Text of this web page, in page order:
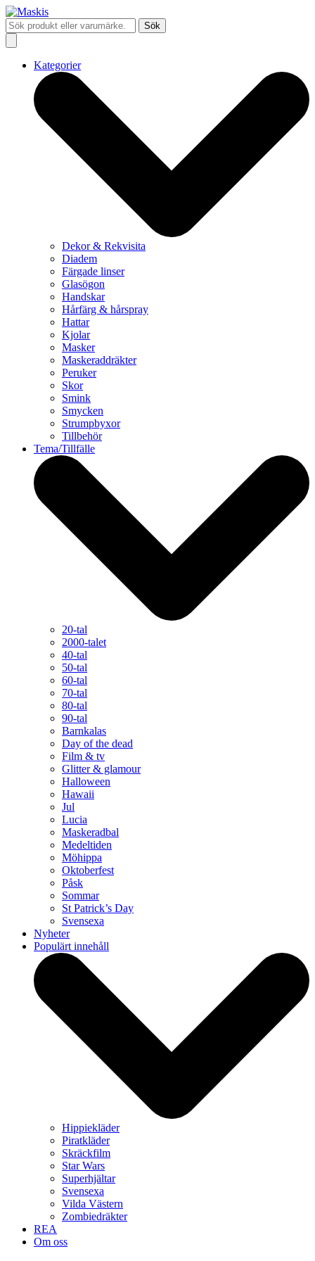
Sök
Kategorier
Dekor & Rekvisita
Diadem
Färgade linser
Glasögon
Handskar
Hårfärg & hårspray
Hattar
Kjolar
Masker
Maskeraddräkter
Peruker
Skor
Smink
Smycken
Strumpbyxor
Tillbehör
Tema/Tillfälle
20-tal
2000-talet
40-tal
50-tal
60-tal
70-tal
80-tal
90-tal
Barnkalas
Day of the dead
Film & tv
Glitter & glamour
Halloween
Hawaii
Jul
Lucia
Maskeradbal
Medeltiden
Möhippa
Oktoberfest
Påsk
Sommar
St Patrick’s Day
Svensexa
Nyheter
Populärt innehåll
Hippiekläder
Piratkläder
Skräckfilm
Star Wars
Superhjältar
Svensexa
Vilda Västern
Zombiedräkter
REA
Om oss